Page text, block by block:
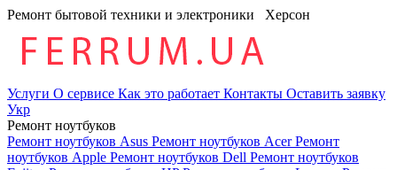
Ремонт бытовой техники и электроники Херсон
Услуги О сервисе Как это работает Контакты Оставить заявку
Укр
Ремонт ноутбуков
Ремонт ноутбуков Asus Ремонт ноутбуков AcerРемонт
ноутбуков Apple Ремонт ноутбуков Dell Ремонт ноутбуков